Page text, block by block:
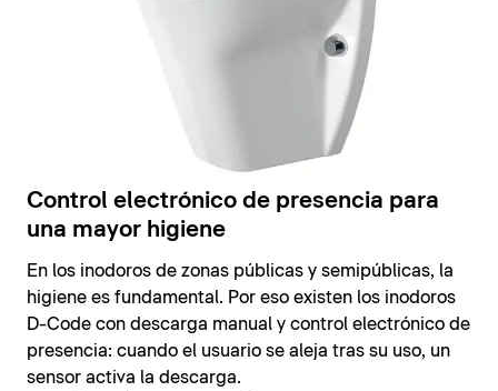
Control electrónico de presencia para
una mayor higiene
En los inodoros de zonas públicas y semipúblicas, la
higiene es fundamental. Por eso existen los inodoros
D-Code con descarga manual y control electrónico de
presencia: cuando el usuario se aleja tras su uso, un
sensor activa la descarga.